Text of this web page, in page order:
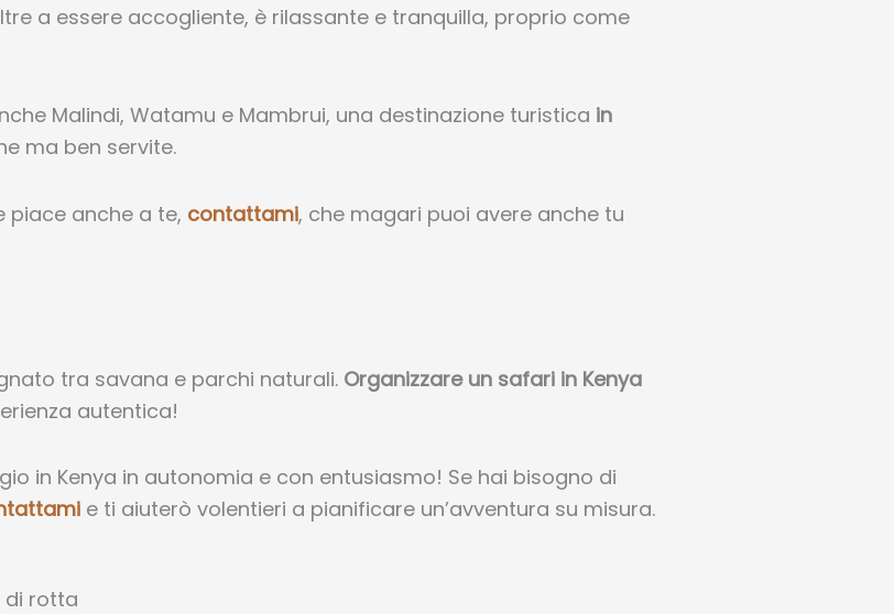
a essere accogliente, è rilassante e tranquilla, proprio come
Malindi, Watamu e Mambrui, una destinazione turistica in
ma ben servite.
piace anche a te, contattami, che magari puoi avere anche tu
tra savana e parchi naturali. Organizzare un safari in Kenya
autentica!
in Kenya in autonomia e con entusiasmo! Se hai bisogno di
e ti aiuterò volentieri a pianificare un’avventura su misura.